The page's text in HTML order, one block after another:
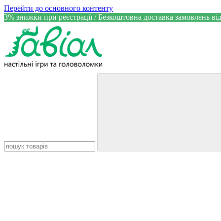
Перейти до основного контенту
3% знижки при реєстрації / Безкоштовна доставка замовлень